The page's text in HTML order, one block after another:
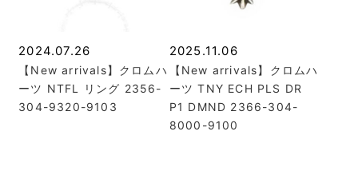
2024.07.26
【New arrivals】クロムハ
ーツ NTFL リング 2356-
304-9320-9103
2025.11.06
【New arrivals】クロムハ
ーツ TNY ECH PLS DR
P1 DMND 2366-304-
8000-9100